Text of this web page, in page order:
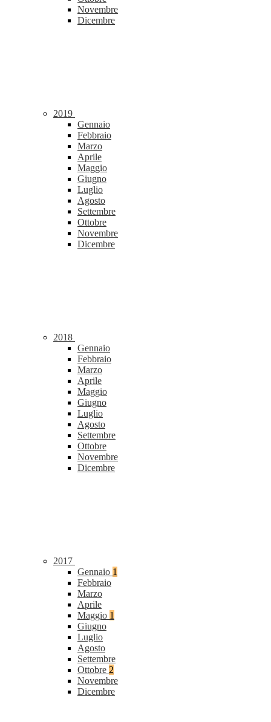
Novembre
Dicembre
2019
Gennaio
Febbraio
Marzo
Aprile
Maggio
Giugno
Luglio
Agosto
Settembre
Ottobre
Novembre
Dicembre
2018
Gennaio
Febbraio
Marzo
Aprile
Maggio
Giugno
Luglio
Agosto
Settembre
Ottobre
Novembre
Dicembre
2017
Gennaio 1
Febbraio
Marzo
Aprile
Maggio 1
Giugno
Luglio
Agosto
Settembre
Ottobre 2
Novembre
Dicembre